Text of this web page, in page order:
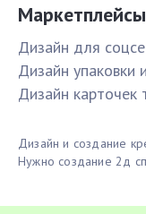
Дизайн для
Дизайн упаковки
Дизайн карточек
Дизайн и создание
Нужно создание 2д